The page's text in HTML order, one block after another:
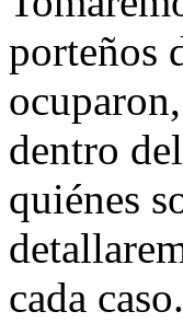
porteños
dentro
quiénes
cada caso.